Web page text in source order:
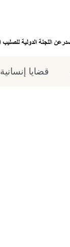
قضايا إنسانية